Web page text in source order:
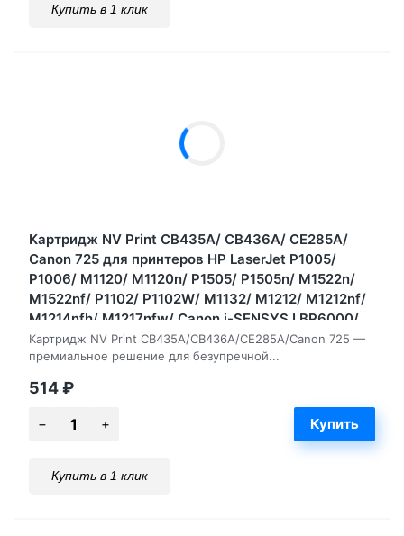
Купить в 1 клик
Картридж NV Print CB435A/ CB436A/ CE285A/
Canon 725 для принтеров HP LaserJet P1005/
P1006/ M1120/ M1120n/ P1505/ P1505n/ M1522n/
M1522nf/ P1102/ P1102W/ M1132/ M1212/ M1212nf/
M1214nfh/ M1217nfw/ Canon i-SENSYS LBP6000/
LBP6000B, 2000 страниц
Картридж NV Print CB435A/CB436A/CE285A/Canon 725 —
премиальное решение для безупречной...
514₽
Купить в 1 клик